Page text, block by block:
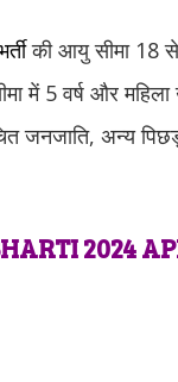
की आयु सीमा 18 से
में 5 वर्ष और
अन्य
2024